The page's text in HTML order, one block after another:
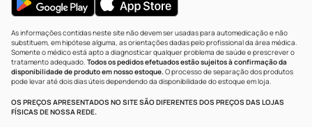
As informações contidas neste site não devem ser usadas para automedicação e não
substituem, em hipótese alguma, as orientações dadas pelo profissional da área médica.
Somente o médico está apto a diagnosticar qualquer problema de saúde e prescrever o
tratamento adequado. Todos os pedidos efetuados estão sujeitos à confirmação da
disponibilidade de produto em nosso estoque.O processo de separação dos produtos
pode levar até dois dias úteis dependendo da disponibilidade do estoque em loja.
OS PREÇOS APRESENTADOS NO SITE SÃO DIFERENTES DOS PREÇOS DAS LOJAS
FÍSICAS DE NOSSA REDE.